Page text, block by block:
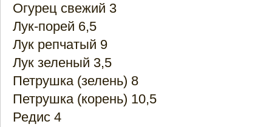
Огурец свежий 3
Лук-порей 6,5
Лук репчатый 9
Лук зеленый 3,5
Петрушка (зелень) 8
Петрушка (корень) 10,5
Редис 4